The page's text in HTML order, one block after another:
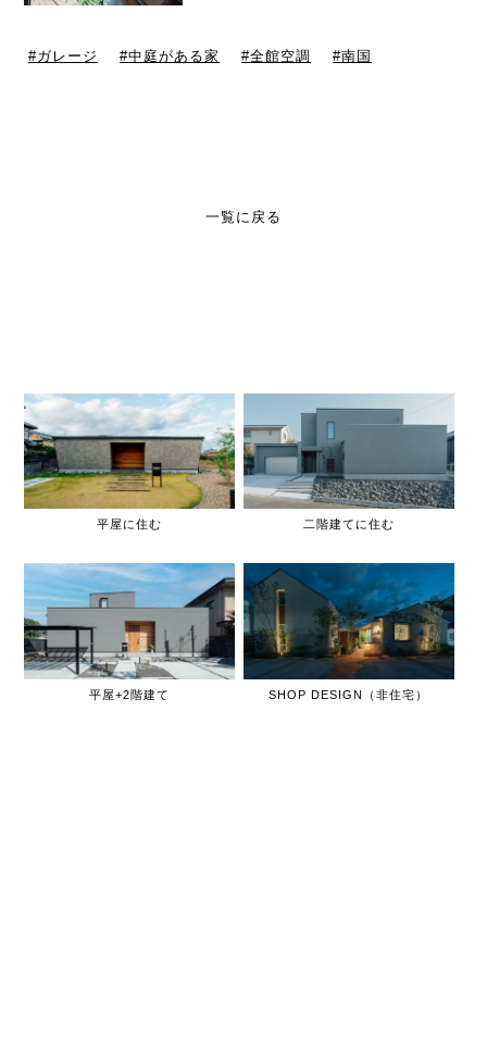
ガレージ 中庭がある家 全館空調 南国
一覧に戻る
平屋に住む 二階建てに住む
平屋+2階建て SHOP DESIGN（非住宅）